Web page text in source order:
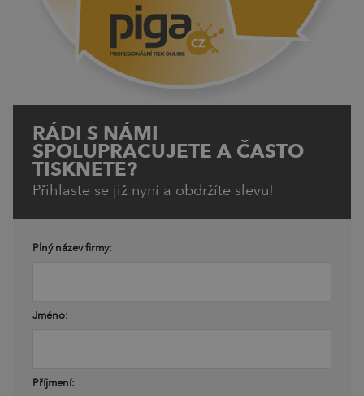
RÁDI S NÁMI
SPOLUPRACUJETE A ČASTO
TISKNETE?
Přihlaste se již nyní a obdržíte slevu!
Plný název firmy:
Jméno:
Příjmení: